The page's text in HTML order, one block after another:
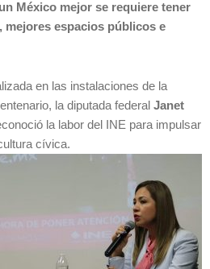
México mejor se requiere tener
mejores espacios públicos e
en las instalaciones de la
la diputada federal Janet
la labor del INE para impulsar
cívica.